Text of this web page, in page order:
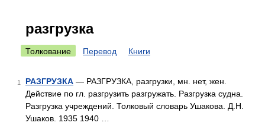
разгрузка
Толкование Перевод Книги
1 РАЗГРУЗКА — РАЗГРУЗКА, разгрузки, мн. нет, жен.
Действие по гл. разгрузить разгружать. Разгрузка судна.
Разгрузка учреждений. Толковый словарь Ушакова. Д.Н.
Ушаков. 1935 1940 …